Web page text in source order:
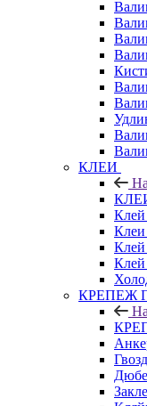
КЛЕИ
Клеи
Клей
КРЕПЕЖ